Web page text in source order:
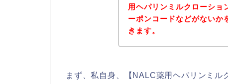
用ヘパリンミルクローショ
ーポンコードなどがないか
きます。
まず、私自身、【NALC薬用ヘパリンミル